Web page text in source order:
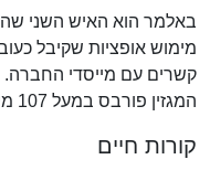
באלמר הוא האיש השני
מימוש אופציות שקיבל
המגזין פורבס במעל 107 מיליארד דולר.
קורות חיים